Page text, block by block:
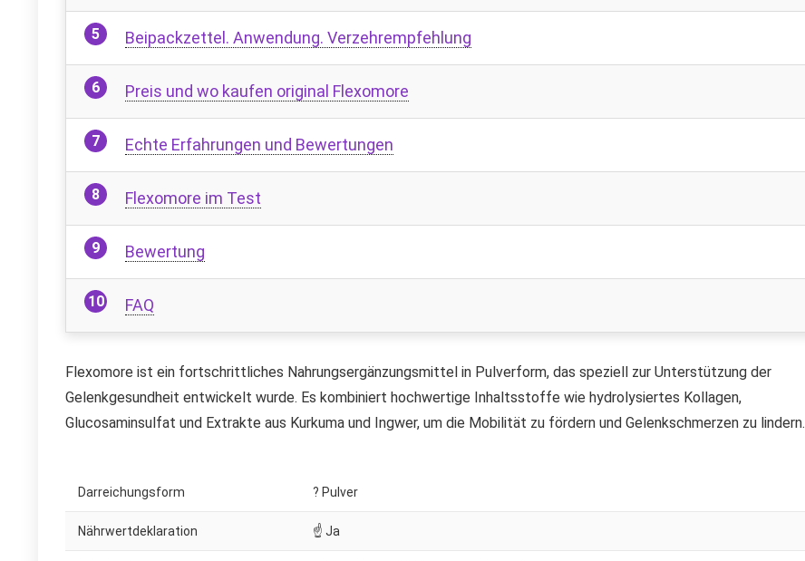
Beipackzettel. Anwendung. Verzehrempfehlung
Preis und wo kaufen original Flexomore
Echte Erfahrungen und Bewertungen
Flexomore im Test
Bewertung
FAQ
Flexomore ist ein fortschrittliches Nahrungsergänzungsmittel in Pulverform, das speziell zur Unterstützung der
Gelenkgesundheit entwickelt wurde. Es kombiniert hochwertige Inhaltsstoffe wie hydrolysiertes Kollagen,
Glucosaminsulfat und Extrakte aus Kurkuma und Ingwer, um die Mobilität zu fördern und Gelenkschmerzen zu lindern.
Darreichungsform ? Pulver
Nährwertdeklaration ☝ Ja